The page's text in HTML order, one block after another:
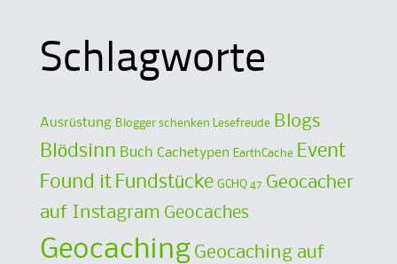
Schlagworte
Ausrüstung Blogger schenken Lesefreude Blogs
Blödsinn Buch Cachetypen EarthCache
Event
Found it Fundstücke GCHQ 47 Geocacher
auf Instagram Geocaches
Geocaching Geocaching auf